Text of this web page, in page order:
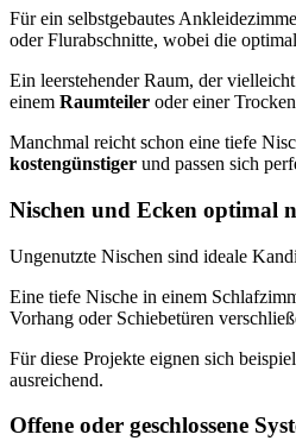
Für ein selbstgebautes
oder Flurabschnitte, wobei die
Ein leerstehender Raum, der
einem Raumteiler oder einer
Manchmal reicht schon eine tiefe
kostengünstiger und passen sich
Nischen und Ecken optimal
Ungenutzte Nischen sind ideale
Eine tiefe Nische in einem
Vorhang oder Schiebetüren
Für diese Projekte eignen sich
ausreichend.
Offene oder geschlossene